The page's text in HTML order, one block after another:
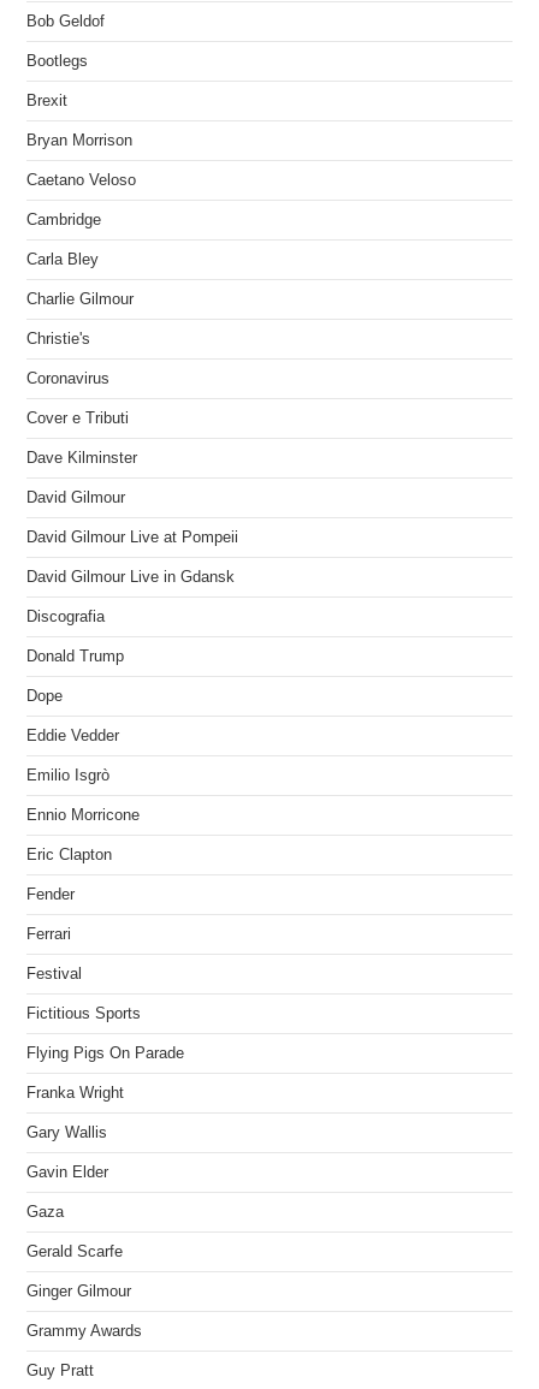
Bob Geldof
Bootlegs
Brexit
Bryan Morrison
Caetano Veloso
Cambridge
Carla Bley
Charlie Gilmour
Christie's
Coronavirus
Cover e Tributi
Dave Kilminster
David Gilmour
David Gilmour Live at Pompeii
David Gilmour Live in Gdansk
Discografia
Donald Trump
Dope
Eddie Vedder
Emilio Isgrò
Ennio Morricone
Eric Clapton
Fender
Ferrari
Festival
Fictitious Sports
Flying Pigs On Parade
Franka Wright
Gary Wallis
Gavin Elder
Gaza
Gerald Scarfe
Ginger Gilmour
Grammy Awards
Guy Pratt